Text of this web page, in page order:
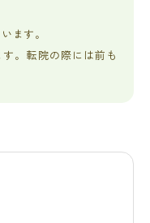
ます。
。転院の際には前も